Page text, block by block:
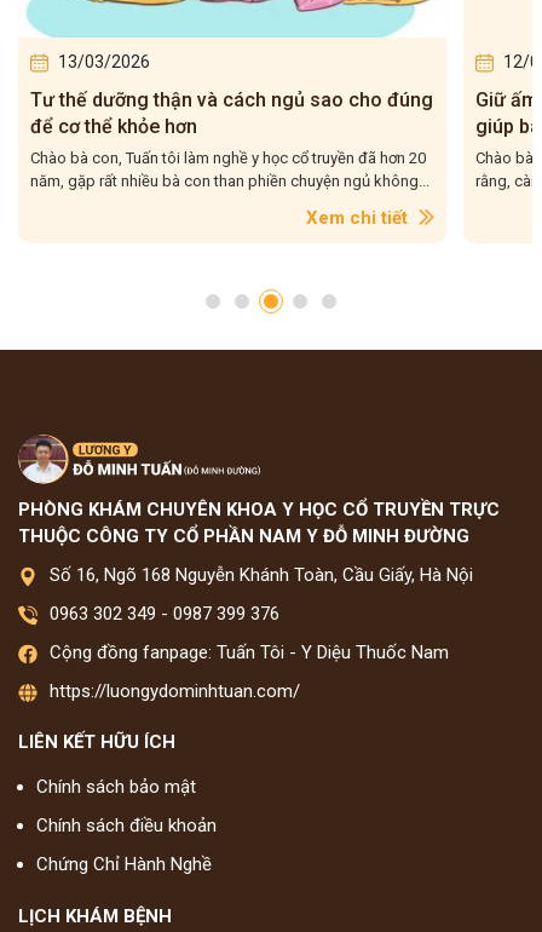
13/03/2026
Tư thế dưỡng thận và cách ngủ sao cho đúng
để cơ thể khỏe hơn
Chào bà con, Tuấn tôi làm nghề y học cổ truyền đã hơn 20
năm, gặp rất nhiều bà con than phiền chuyện ngủ không...
Xem chi tiết
12/
Giữ
giúp
Chào bà
rằng,
PHÒNG KHÁM CHUYÊN KHOA Y HỌC CỔ TRUYỀN TRỰC
THUỘC CÔNG TY CỔ PHẦN NAM Y ĐỖ MINH ĐƯỜNG
Số 16, Ngõ 168 Nguyễn Khánh Toàn, Cầu Giấy, Hà Nội
0963 302 349 - 0987 399 376
Cộng đồng fanpage: Tuấn Tôi - Y Diệu Thuốc Nam
https://luongydominhtuan.com/
LIÊN KẾT HỮU ÍCH
Chính sách bảo mật
Chính sách điều khoản
Chứng Chỉ Hành Nghề
LỊCH KHÁM BỆNH